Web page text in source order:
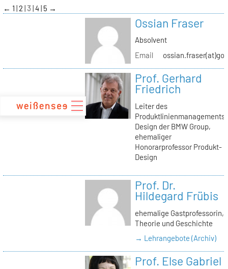
zum
Inhalt
← 1 2 3 4 5 →
Ossian Fraser
Absolvent
Email
Prof. Gerhard
Friedrich
Leiter des
Produktlinienmanagements
Design der BMW Group,
ehemaliger
Honorarprofessor Produkt-
Design
Prof. Dr.
Hildegard Frübis
ehemalige Gastprofessorin,
Theorie und Geschichte
→ Lehrangebote (Archiv)
Prof. Else Gabriel